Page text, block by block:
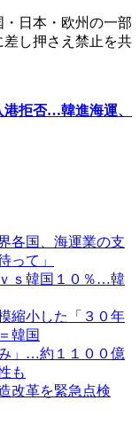
日本・欧州の一部
し押さえ禁止を共
拒否…韓進海運、
各国、海運業の支
って」
ｓ韓国１０％…韓
縮小した「３０年
韓国
」…約１１００億
も
改革を緊急点検